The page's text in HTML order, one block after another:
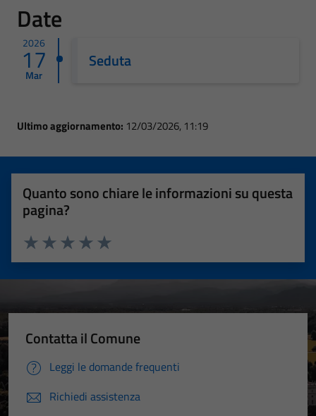
Date
2026
17
Mar
Seduta
Ultimo aggiornamento: 12/03/2026, 11:19
Quanto sono chiare le informazioni su questa
pagina?
Valuta 5 stelle su 5
Valuta 4 stelle su 5
Valuta 3 stelle su 5
Valuta 2 stelle su 5
Valuta 1 stelle su 5
Contatta il Comune
Leggi le domande frequenti
Richiedi assistenza